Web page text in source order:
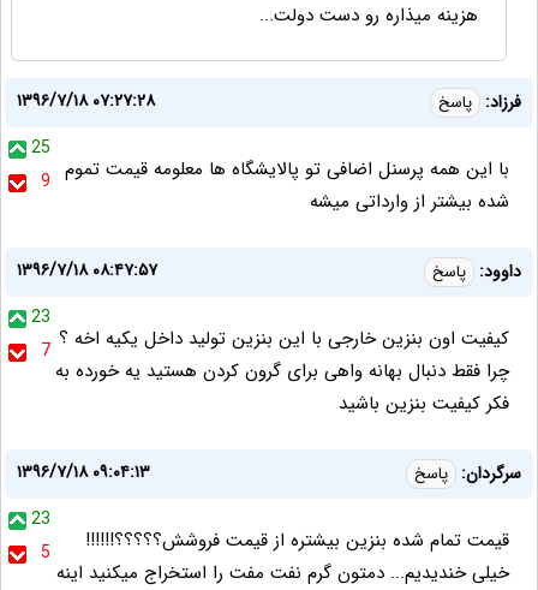
هزينه ميذاره رو دست دولت...
فرزاد: پاسخ
۱۳۹۶/۷/۱۸ ۰۷:۲۷:۲۸
25
9 با این همه پرسنل اضافی تو پالایشگاه ها معلومه قیمت تموم
شده بیشتر از وارداتی ميشه
داوود: پاسخ
۱۳۹۶/۷/۱۸ ۰۸:۴۷:۵۷
23
7 کیفیت اون بنزین خارجی با این بنزین تولید داخل یکیه اخه ؟
چرا فقط دنبال بهانه واهی برای گرون کردن هستید یه خورده به
فکر کیفیت بنزین باشید
سرگردان: پاسخ
۱۳۹۶/۷/۱۸ ۰۹:۰۴:۱۳
23
5
قیمت تمام شده بنزین بیشتره از قیمت فروشش؟؟؟؟؟!!!!!!
خیلی خندیدیم... دمتون گرم نفت مفت را استخراج میکنید اینه